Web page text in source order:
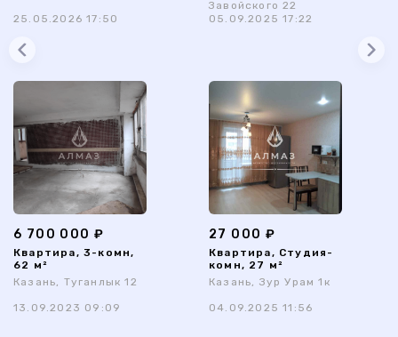
25.05.2026 17:50
Завойского 22
05.09.2025 17:22
6 700 000 ₽
Квартира, 3-комн,
62 м²
Казань, Туганлык 12
13.09.2023 09:09
27 000 ₽
Квартира, Студия-
комн, 27 м²
Казань, Зур Урам 1к
04.09.2025 11:56